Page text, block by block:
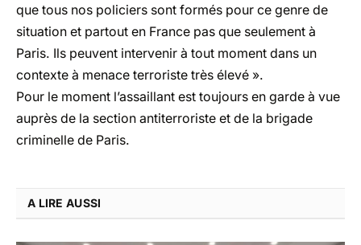
que tous nos policiers sont formés pour ce genre de
situation et partout en France pas que seulement à
Paris. Ils peuvent intervenir à tout moment dans un
contexte à menace terroriste très élevé ».
Pour le moment l’assaillant est toujours en garde à vue
auprès de la section antiterroriste et de la brigade
criminelle de Paris.
A LIRE AUSSI